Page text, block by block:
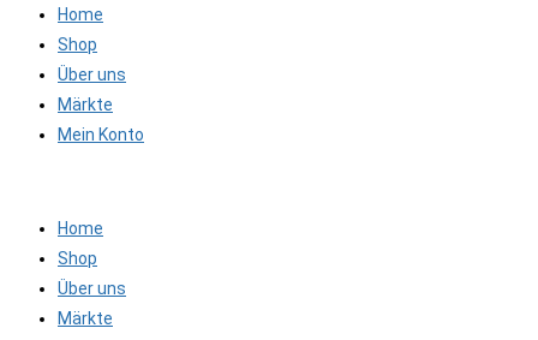
Home
Shop
Über uns
Märkte
Mein Konto
Home
Shop
Über uns
Märkte